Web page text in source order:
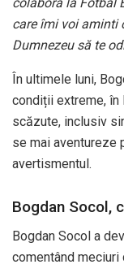
care îmi voi aminti
Dumnezeu să te
În ultimele luni,
condiții extreme, în
scăzute, inclusiv
se mai aventureze
avertismentul.
Bogdan Socol,
Bogdan Socol a
comentând